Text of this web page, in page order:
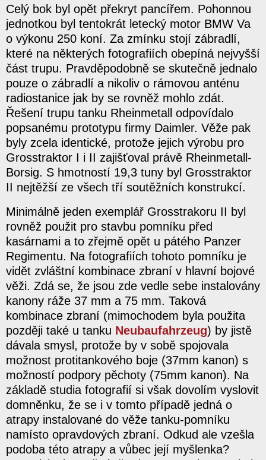
Celý bok byl opět překryt pancířem. Pohonnou
jednotkou byl tentokrát letecký motor BMW Va
o výkonu 250 koní. Za zmínku stojí zábradlí,
které na některých fotografiích obepíná nejvyšší
část trupu. Pravděpodobně se skutečně jednalo
pouze o zábradlí a nikoliv o rámovou anténu
radiostanice jak by se rovněž mohlo zdát.
Řešení trupu tanku Rheinmetall odpovídalo
popsanému prototypu firmy Daimler. Věže pak
byly zcela identické, protože jejich výrobu pro
Grosstraktor I i II zajišťoval právě Rheinmetall-
Borsig. S hmotností 19,3 tuny byl Grosstraktor
II nejtěžší ze všech tří soutěžních konstrukcí.
Minimálně jeden exemplář Grosstrakoru II byl
rovněž použit pro stavbu pomníku před
kasárnami a to zřejmě opět u pátého Panzer
Regimentu. Na fotografiích tohoto pomníku je
vidět zvláštní kombinace zbraní v hlavní bojové
věži. Zdá se, že jsou zde vedle sebe instalovány
kanony ráže 37 mm a 75 mm. Taková
kombinace zbraní (mimochodem byla použita
později také u tanku Neubaufahrzeug) by jistě
dávala smysl, protože by v sobě spojovala
možnost protitankového boje (37mm kanon) s
možností podpory pěchoty (75mm kanon). Na
základě studia fotografií si však dovolím vyslovit
domněnku, že se i v tomto případě jedná o
atrapy instalované do věže tanku-pomníku
namísto opravdových zbraní. Odkud ale vzešla
podoba této atrapy a vůbec její myšlenka?